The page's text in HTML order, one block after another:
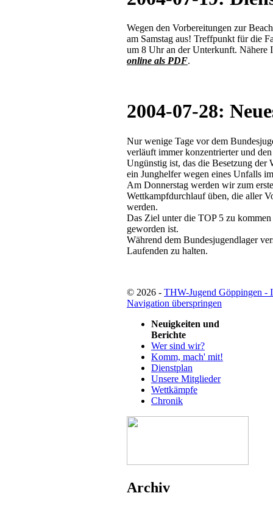
Wegen den Vorbereitungen zur
am Samstag aus! Treffpunkt für die
um 8 Uhr an der Unterkunft. Nähere
online als PDF.
2004-07-28:
Nur wenige Tage vor dem
verläuft immer konzentrierter und
Ungünstig ist, das die Besetzung der
ein Junghelfer wegen eines Unfalls
Am Donnerstag werden wir zum
Wettkampfdurchlauf üben, die aller
werden.
Das Ziel unter die TOP 5 zu
geworden ist.
Während dem Bundesjugendlager
Laufenden zu halten.
© 2026 - THW-Jugend Göppingen -
Navigation überspringen
Neuigkeiten und
Berichte
Wer sind wir?
Komm, mach' mit!
Dienstplan
Unsere Mitglieder
Wettkämpfe
Chronik
Archiv